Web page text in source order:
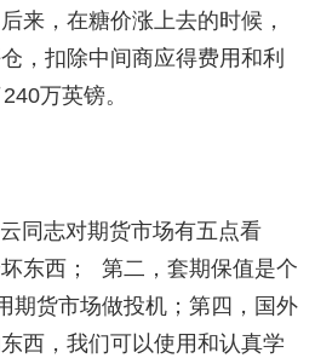
来，在糖价涨上去的时候，
，扣除中间商应得费用和利
万英镑。
同志对期货市场有五点看
东西； 第二，套期保值是个
期货市场做投机；第四，国外
西，我们可以使用和认真学